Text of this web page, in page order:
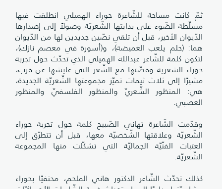
ثمّ كانت مساحة للشّاعرة حوراء الهميلي انطلقت فيها
مسلّطة الضّوء على بدايتها الشّعريّة وصولاً إلى إصدارها
الدّيوان الأخير، قبل أن تلقي نصّين جديدين لها من الدّيوان
هما: (حلم يلعب الغميضة)، و(أسورة في معصم نازك)،
لتكون كلمة للشّاعر عبدالله الهميلي الذي تحدّث حول تجربة
حوراء الشعرية وقصّتها مع الشّعر التي عايشها عن قرب،
مشيرًا إلى ثلاث ثيمات تميّز مجموعتها الشّعريّة الجديدة،
هي: المنظور الشّعريّ والمنظور الفلسفيّ والمنظور
العصبي.
وقدّمت الشّاعرة تهاني الصّبيح كلمة حول تجربة حوراء
الشّعريّة وعلاقتها الشّخصيّة معها، قبل أن تتطرّق إلى
العتبات الفنّيّة الجماليّة التي تشكّلت منها المجموعة
الشّعريّة.
كذلك تحدّث الشّاعر الدكتور هاني الملحم، محتفيًا بحوراء